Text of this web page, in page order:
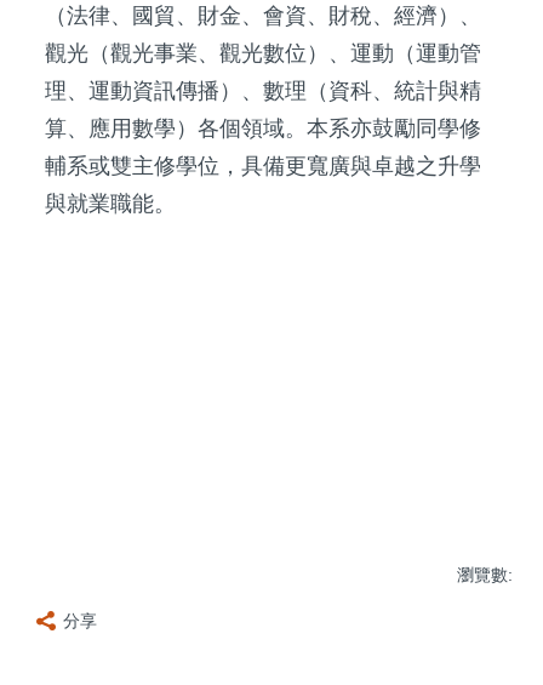
（法律、國貿、財金、會資、財稅、經濟）、
觀光（觀光事業、觀光數位）、運動（運動管
理、運動資訊傳播）、數理（資科、統計與精
算、應用數學）各個領域。本系亦鼓勵同學修
輔系或雙主修學位，具備更寬廣與卓越之升學
與就業職能。
瀏覽數:
分享